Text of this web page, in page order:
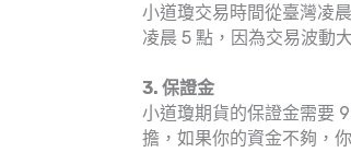
小道瓊交易時間從臺灣凌
凌晨 5 點，因為交易波動
3. 保證金
小道瓊期貨的保證金需要
擔，如果你的資金不夠，